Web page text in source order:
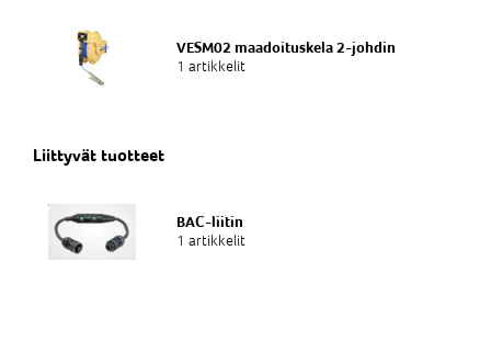
VESM02 maadoituskela 2-johdin
1 artikkelit
Liittyvät tuotteet
BAC-liitin
1 artikkelit